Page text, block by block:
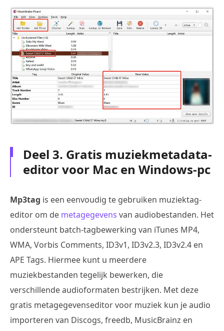
Deel 3. Gratis muziekmetadata-
editor voor Mac en Windows-pc
Mp3tag is een eenvoudig te gebruiken muziektag-
editor om de metagegevens van audiobestanden. Het
ondersteunt batch-tagbewerking van iTunes MP4,
WMA, Vorbis Comments, ID3v1, ID3v2.3, ID3v2.4 en
APE Tags. Hiermee kunt u meerdere
muziekbestanden tegelijk bewerken, die
verschillende audioformaten bestrijken. Met deze
gratis metagegevenseditor voor muziek kun je audio
importeren van Discogs, freedb, MusicBrainz en